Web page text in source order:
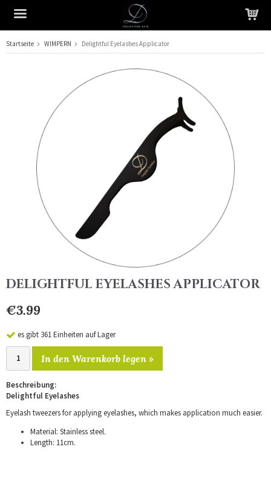
Das Produkt wurde in Ihren Warenkorb gelegt
Startseite WIMPERN Delightful Eyelashes Applicator
DELIGHTFUL EYELASHES APPLICATOR
€3.99
es gibt 361 Einheiten auf Lager
In den Warenkorb legen »
Beschreibung:
Delightful Eyelashes
Eyelash tweezers for applying eyelashes, which makes application much easier.
Material: Stainless steel.
Length: 11cm.